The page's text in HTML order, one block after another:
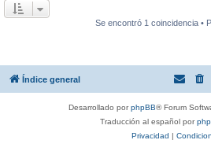
Se encontró 1 coincidencia •
Índice general
Desarrollado porphpBB® Forum
Traducción al español por
Privacidad |